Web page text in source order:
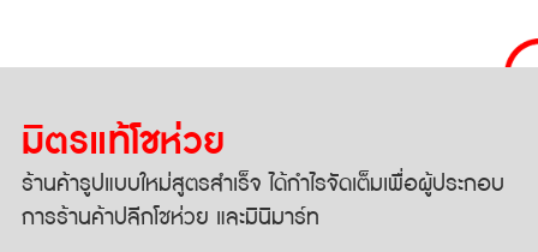
มิตรแท้โชห่วย
ร้านค้ารูปแบบใหม่สูตรสำเร็จ ได้กำไรจัดเต็มเพื่อผู้ประกอบ
การร้านค้าปลีกโชห่วย และมินิมาร์ท